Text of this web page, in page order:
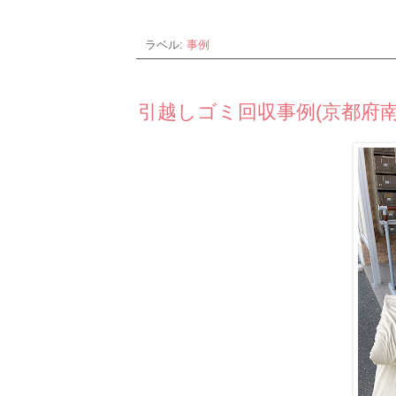
ラベル: 事例
引越しゴミ回収事例(京都府